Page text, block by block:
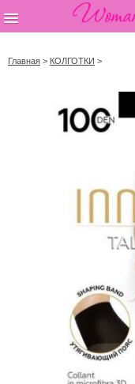
Главная > КОЛГОТКИ >